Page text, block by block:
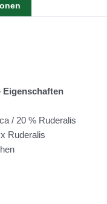
Eigenschaften
/ 20 % Ruderalis
Ruderalis